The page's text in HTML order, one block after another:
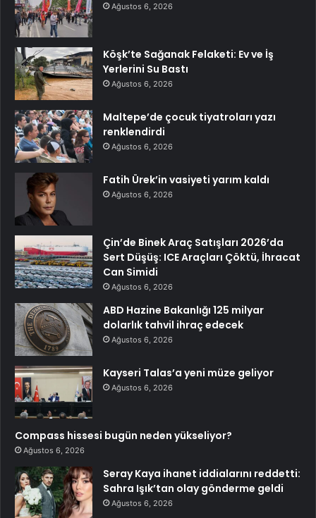
Ağustos 6, 2026
Köşk’te Sağanak Felaketi: Ev ve İş
Yerlerini Su Bastı
Ağustos 6, 2026
Maltepe’de çocuk tiyatroları yazı
renklendirdi
Ağustos 6, 2026
Fatih Ürek’in vasiyeti yarım kaldı
Ağustos 6, 2026
Çin’de Binek Araç Satışları 2026’da
Sert Düşüş: ICE Araçları Çöktü, İhracat
Can Simidi
Ağustos 6, 2026
ABD Hazine Bakanlığı 125 milyar
dolarlık tahvil ihraç edecek
Ağustos 6, 2026
Kayseri Talas’a yeni müze geliyor
Ağustos 6, 2026
Compass hissesi bugün neden yükseliyor?
Ağustos 6, 2026
Seray Kaya ihanet iddialarını reddetti:
Sahra Işık’tan olay gönderme geldi
Ağustos 6, 2026